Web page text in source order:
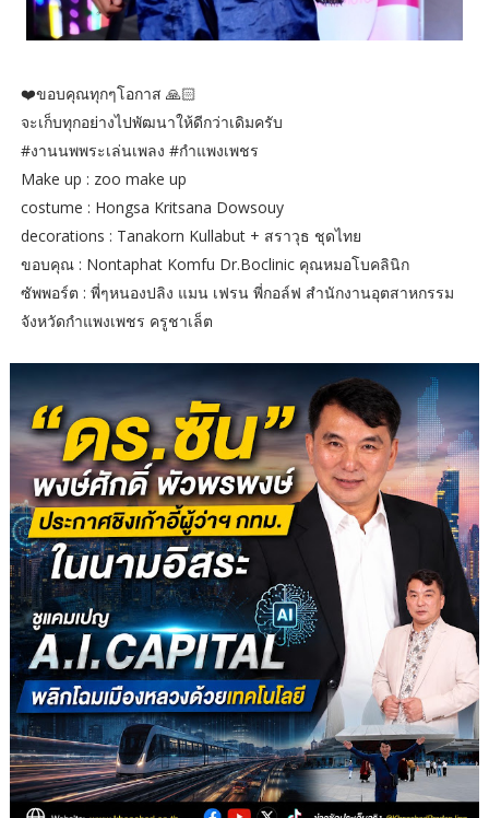
❤️ขอบคุณทุกๆโอกาส 🙏🏻
จะเก็บทุกอย่างไปพัฒนาให้ดีกว่าเดิมครับ
#งานนพพระเล่นเพลง #กำแพงเพชร
Make up : zoo make up
costume : Hongsa Kritsana Dowsouy
decorations : Tanakorn Kullabut + สราวุธ ชุดไทย
ขอบคุณ : Nontaphat Komfu Dr.Boclinic คุณหมอโบคลินิก
ซัพพอร์ต : พี่ๆหนองปลิง แมน เฟรน พี่กอล์ฟ สำนักงานอุตสาหกรรม
จังหวัดกำแพงเพชร ครูชาเล็ต